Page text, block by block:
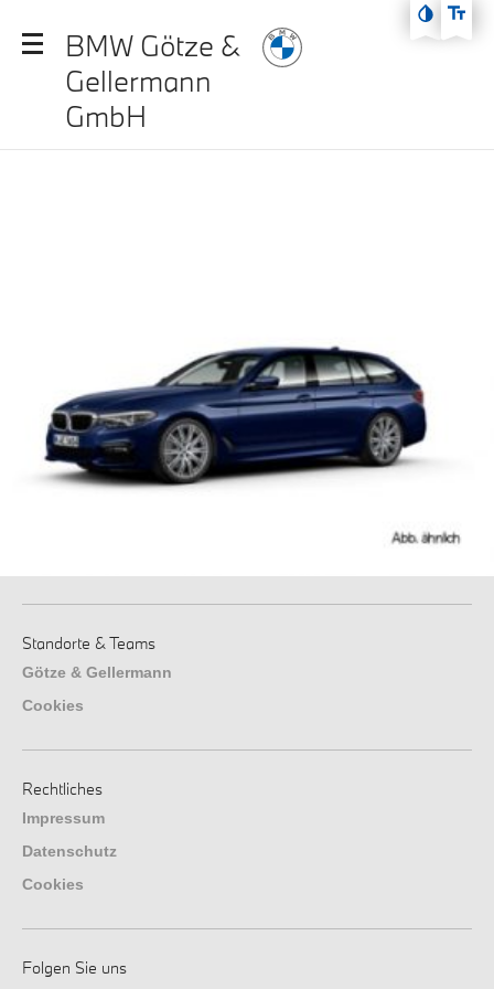
Zum Hauptmenü
BMW Götze &
Gellermann
GmbH
Standorte & Teams
Götze & Gellermann
Cookies
Rechtliches
Impressum
Datenschutz
Cookies
Folgen Sie uns